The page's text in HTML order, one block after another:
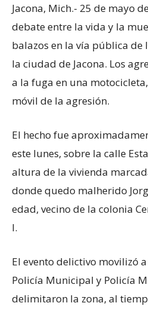
Jacona, Mich.- 25 de mayo
debate entre la vida y la
balazos en la vía pública
la ciudad de Jacona. Los
a la fuga en una
móvil de la agresión.
El hecho fue
este lunes, sobre la calle
altura de la vivienda
donde quedo malherido
edad, vecino de la colonia
I.
El evento delictivo movilizó
Policía Municipal y Policía
delimitaron la zona, al